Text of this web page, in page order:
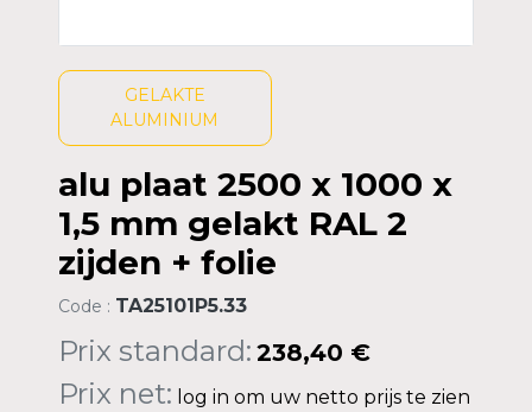
GELAKTE
ALUMINIUM
alu plaat 2500 x 1000 x
1,5 mm gelakt RAL 2
zijden + folie
Code : TA25101P5.33
Prix standard: 238,40 €
Prix net: log in om uw netto prijs te zien